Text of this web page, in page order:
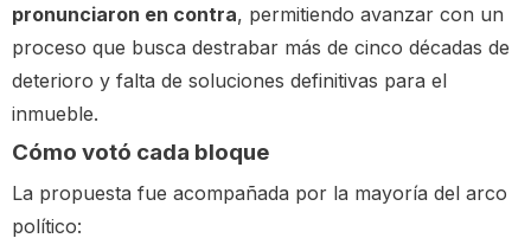
pronunciaron en contra, permitiendo avanzar con un
proceso que busca destrabar más de cinco décadas de
deterioro y falta de soluciones definitivas para el
inmueble.
Cómo votó cada bloque
La propuesta fue acompañada por la mayoría del arco
político: